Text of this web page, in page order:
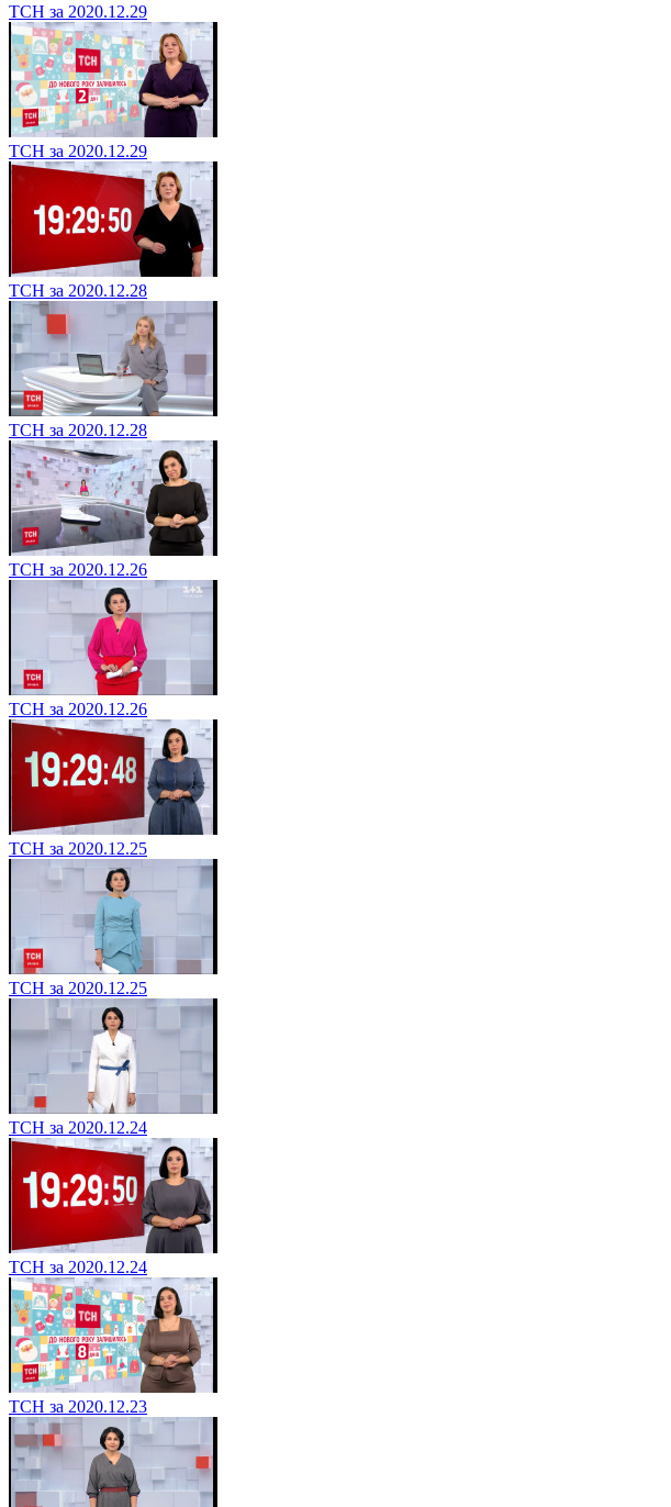
ТСН за 2020.12.29
ТСН за 2020.12.29
ТСН за 2020.12.28
ТСН за 2020.12.28
ТСН за 2020.12.26
ТСН за 2020.12.26
ТСН за 2020.12.25
ТСН за 2020.12.25
ТСН за 2020.12.24
ТСН за 2020.12.24
ТСН за 2020.12.23